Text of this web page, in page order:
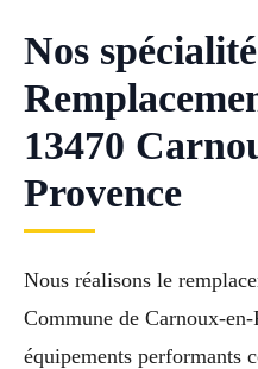
Nos
13470
Provence
Nous réalisons le
Commune de Carnoux-
équipements performants